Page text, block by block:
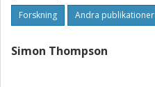
Forskning Andra publikationer
Simon Thompson